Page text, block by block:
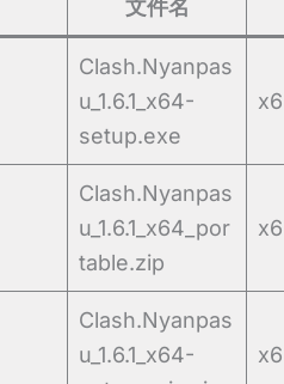
文件名
Clash.Nyanpas
u_1.6.1_x64-
setup.exe
Clash.Nyanpas
u_1.6.1_x64_por
table.zip
Clash.Nyanpas
u_1.6.1_x64-